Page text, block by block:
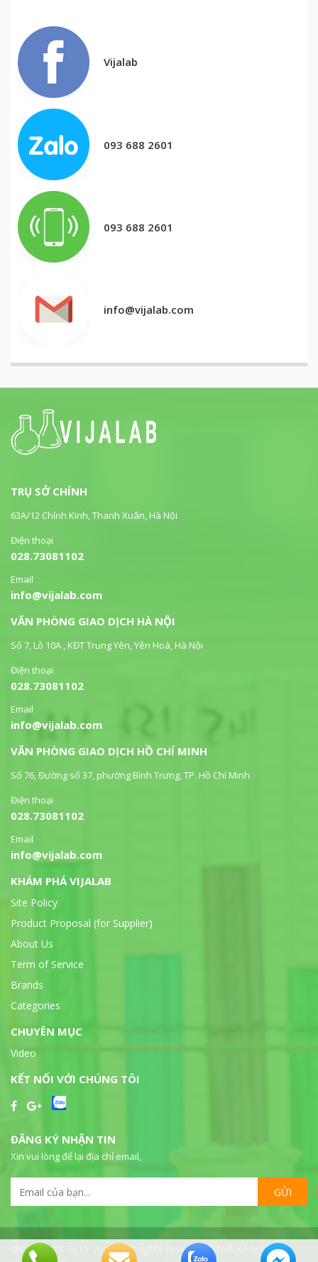
Vijalab
093 688 2601
093 688 2601
info@vijalab.com
TRỤ SỞ CHÍNH
63A/12 Chính Kinh, Thanh Xuân, Hà Nội
Điện thoại
028.73081102
Email
info@vijalab.com
VĂN PHÒNG GIAO DỊCH HÀ NỘI
Số 7, Lô 10A , KĐT Trung Yên, Yên Hoà, Hà Nội
Điện thoại
028.73081102
Email
info@vijalab.com
VĂN PHÒNG GIAO DỊCH HỒ CHÍ MINH
Số 76, Đường số 37, phường Bình Trưng, TP. Hồ Chí Minh
Điện thoại
028.73081102
Email
info@vijalab.com
KHÁM PHÁ VIJALAB
Site Policy
Product Proposal (for Supplier)
About Us
Term of Service
Brands
Categories
CHUYÊN MỤC
Video
KẾT NỐI VỚI CHÚNG TÔI
ĐĂNG KÝ NHẬN TIN
Xin vui lòng để lại địa chỉ email,
GỬI
@Copyright 2019 Vijalab all rights reserved. Thiết kế bởi